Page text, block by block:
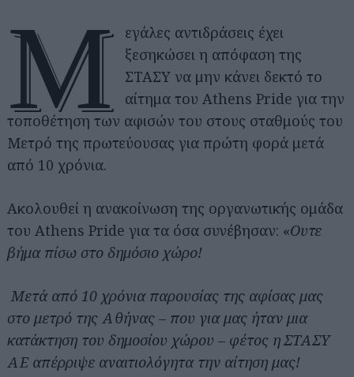
Μ
εγάλες αντιδράσεις έχει
ξεσηκώσει η απόφαση της
ΣΤΑΣΥ να μην κάνει δεκτό το
αίτημα του Athens Pride για την
τοποθέτηση των αφισών του στους σταθμούς του
Μετρό της πρωτεύουσας για πρώτη φορά μετά
από 10 χρόνια.
Ακολουθεί η ανακοίνωση της οργανωτικής ομάδα
του Athens Pride για τα όσα συνέβησαν: «Ουτε
βήμα πίσω στο δημόσιο χώρο!
Μετά από 10 χρόνια παρουσίας της αφίσας μας
στο μετρό της Αθήνας – που για μας ήταν μια
κατάκτηση του δημοσίου χώρου – φέτος η ΣΤΑΣΥ
ΑΕ απέρριψε αναιτιολόγητα την αίτηση μας!